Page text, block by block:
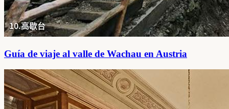
Guía de viaje al valle de Wachau en Austria